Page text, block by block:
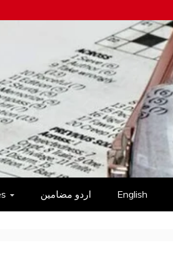
اردو مضامین English